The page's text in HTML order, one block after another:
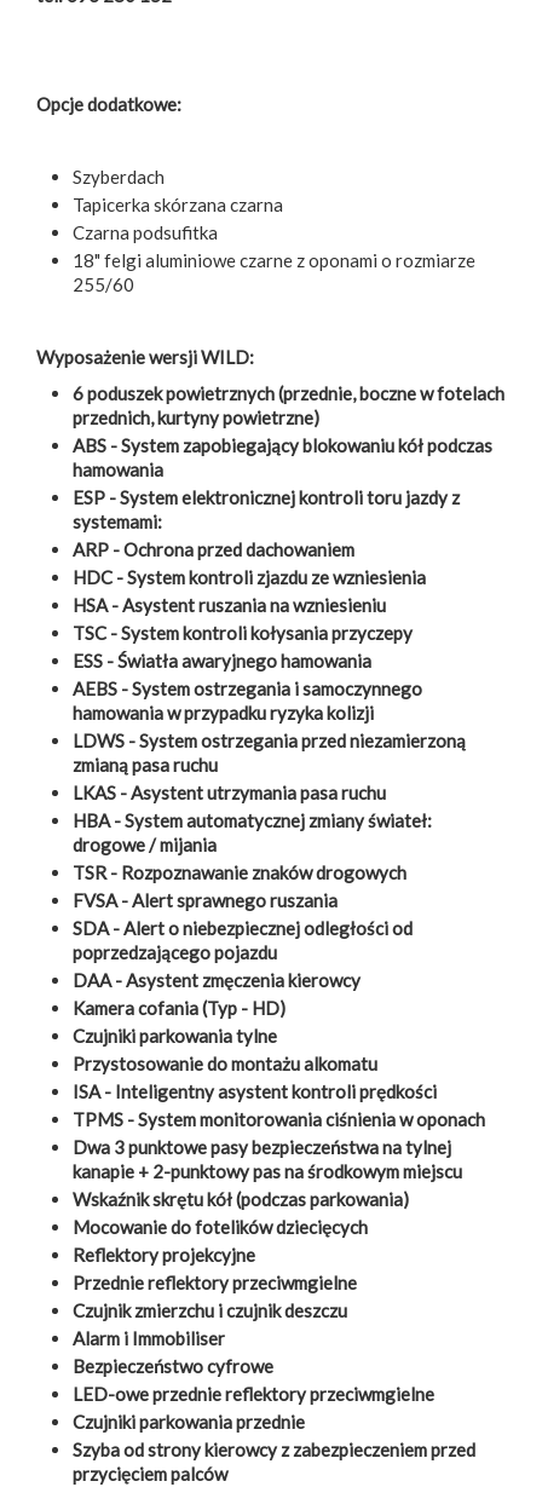
Opcje dodatkowe:
Szyberdach
Tapicerka skórzana czarna
Czarna podsufitka
18" felgi aluminiowe czarne z oponami o rozmiarze
255/60
Wyposażenie wersji WILD:
6 poduszek powietrznych (przednie, boczne w fotelach
przednich, kurtyny powietrzne)
ABS - System zapobiegający blokowaniu kół podczas
hamowania
ESP - System elektronicznej kontroli toru jazdy z
systemami:
ARP - Ochrona przed dachowaniem
HDC - System kontroli zjazdu ze wzniesienia
HSA - Asystent ruszania na wzniesieniu
TSC - System kontroli kołysania przyczepy
ESS - Światła awaryjnego hamowania
AEBS - System ostrzegania i samoczynnego
hamowania w przypadku ryzyka kolizji
LDWS - System ostrzegania przed niezamierzoną
zmianą pasa ruchu
LKAS - Asystent utrzymania pasa ruchu
HBA - System automatycznej zmiany świateł:
drogowe / mijania
TSR - Rozpoznawanie znaków drogowych
FVSA - Alert sprawnego ruszania
SDA - Alert o niebezpiecznej odległości od
poprzedzającego pojazdu
DAA - Asystent zmęczenia kierowcy
Kamera cofania (Typ - HD)
Czujniki parkowania tylne
Przystosowanie do montażu alkomatu
ISA - Inteligentny asystent kontroli prędkości
TPMS - System monitorowania ciśnienia w oponach
Dwa 3 punktowe pasy bezpieczeństwa na tylnej
kanapie + 2-punktowy pas na środkowym miejscu
Wskaźnik skrętu kół (podczas parkowania)
Mocowanie do fotelików dziecięcych
Reflektory projekcyjne
Przednie reflektory przeciwmgielne
Czujnik zmierzchu i czujnik deszczu
Alarm i Immobiliser
Bezpieczeństwo cyfrowe
LED-owe przednie reflektory przeciwmgielne
Czujniki parkowania przednie
Szyba od strony kierowcy z zabezpieczeniem przed
przycięciem palców